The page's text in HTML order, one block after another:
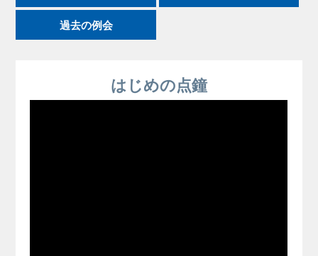
過去の例会
はじめの点鐘